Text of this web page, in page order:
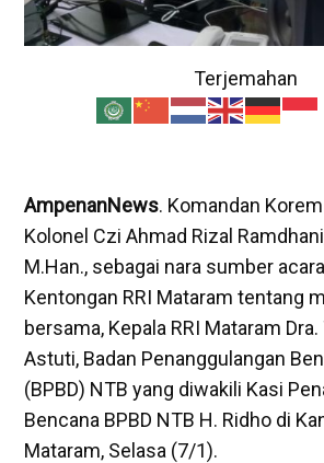
Terjemahan
AmpenanNews. Komandan
Kolonel Czi Ahmad Rizal
M.Han., sebagai nara sumber
Kentongan RRI Mataram tentang
bersama, Kepala RRI Mataram
Astuti, Badan Penanggulangan
(BPBD) NTB yang diwakili Kasi
Bencana BPBD NTB H. Ridho di
Mataram, Selasa (7/1).